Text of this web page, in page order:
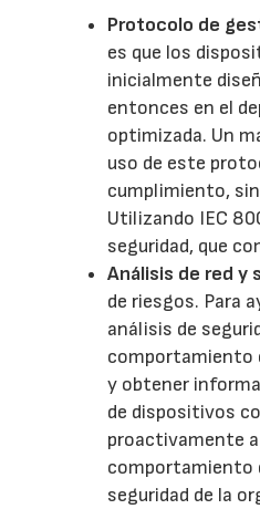
Protocolo de
es que los
inicialmente
entonces en el
optimizada. Un
uso de este
cumplimiento,
Utilizando IEC
seguridad, que
Análisis de red y
de riesgos. Para
análisis de
comportamiento
y obtener
de dispositivos
proactivamente
comportamiento
seguridad de la